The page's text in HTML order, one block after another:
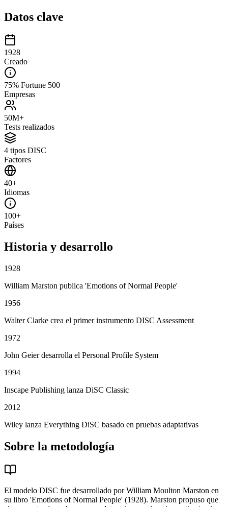
Datos clave
1928
Creado
75% Fortune 500
Empresas
50M+
Tests realizados
4 tipos DISC
Factores
40+
Idiomas
100+
Países
Historia y desarrollo
1928
William Marston publica 'Emotions of Normal People'
1956
Walter Clarke crea el primer instrumento DISC Assessment
1972
John Geier desarrolla el Personal Profile System
1994
Inscape Publishing lanza DiSC Classic
2012
Wiley lanza Everything DiSC basado en pruebas adaptativas
Sobre la metodología
El modelo DISC fue desarrollado por William Moulton Marston en
su libro 'Emotions of Normal People' (1928). Marston propuso que